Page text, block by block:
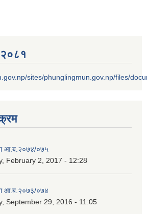
२०८१
sites/phunglingmun.gov.np/files/
आ.ब.२०७४/०७५
February 2, 2017 - 12:28
आ.ब.२०७३/०७४
September 29, 2016 - 11:05